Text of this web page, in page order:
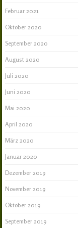
Februar 2021
Oktober 2020
September 2020
August 2020
Juli 2020
Juni 2020
Mai 2020
April 2020
März 2020
Januar 2020
Dezember 2019
November 2019
Oktober 2019
September 2019